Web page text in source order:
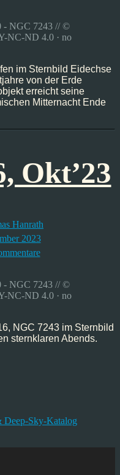
- NGC 7243 // ©
NC-ND 4.0 · no
im Sternbild Eidechse
von der Erde
erreicht seine
Mitternacht Ende
Okt’23
Hanrath
2023
zu
Caldwell
Okt’23
- NGC 7243 // ©
NC-ND 4.0 · no
NGC 7243 im Sternbild
sternklaren Abends.
Deep-Sky-Katalog